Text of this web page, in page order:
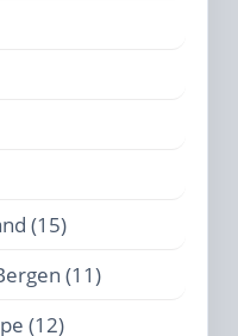
(15)
(11)
(12)